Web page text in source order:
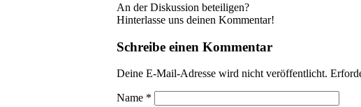
An der Diskussion beteiligen?
Hinterlasse uns deinen Kommentar!
Schreibe einen Kommentar
Deine E-Mail-Adresse wird nicht veröffentlicht.
Name *